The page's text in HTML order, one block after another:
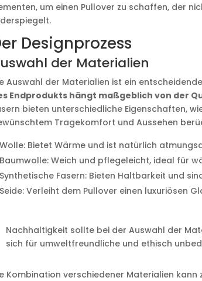
um einen Pullover zu schaffen, der
Designprozess
der Materialien
Auswahl der Materialien ist ein
Endprodukts hängt maßgeblich von der
bieten unterschiedliche Eigenschaften,
Tragekomfort und Aussehen
Wolle: Bietet Wärme und ist natürlich
Baumwolle: Weich und pflegeleicht, ideal für
Synthetische Fasern: Bieten Haltbarkeit und
Seide: Verleiht dem Pullover einen luxuriösen
Nachhaltigkeit sollte bei der Auswahl der
sich für umweltfreundliche und ethisch
Kombination verschiedener Materialien